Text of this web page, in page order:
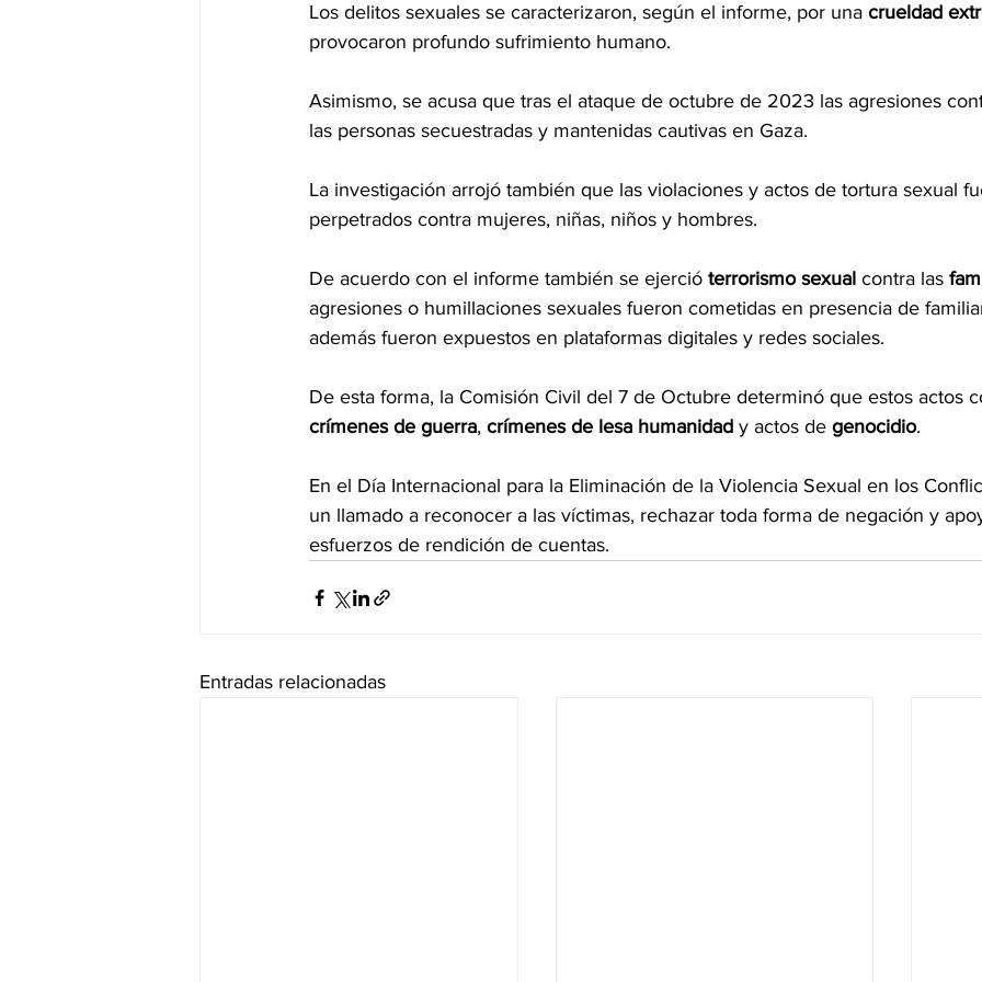
Los delitos sexuales se caracterizaron, según el informe, por una crueldad
provocaron profundo sufrimiento humano.
Asimismo, se acusa que tras el ataque de octubre de 2023 las agresiones
las personas secuestradas y mantenidas cautivas en Gaza.
La investigación arrojó también que las violaciones y actos de tortura sexual
perpetrados contra mujeres, niñas, niños y hombres.
De acuerdo con el informe también se ejerció terrorismo sexual contra las
agresiones o humillaciones sexuales fueron cometidas en presencia de
además fueron expuestos en plataformas digitales y redes sociales.
De esta forma, la Comisión Civil del 7 de Octubre determinó que estos actos
crímenes de guerra, crímenes de lesa humanidad y actos de genocidio.
En el Día Internacional para la Eliminación de la Violencia Sexual en los
un llamado a reconocer a las víctimas, rechazar toda forma de negación y
esfuerzos de rendición de cuentas.
Entradas relacionadas